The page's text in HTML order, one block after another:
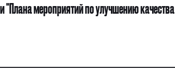
"Плана мероприятий по улучшению качества